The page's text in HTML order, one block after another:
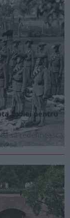
Indiei pentru
să redefinească
să...